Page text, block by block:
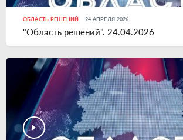
ОБЛАСТЬ РЕШЕНИЙ 24 АПРЕЛЯ 2026
"Область решений". 24.04.2026